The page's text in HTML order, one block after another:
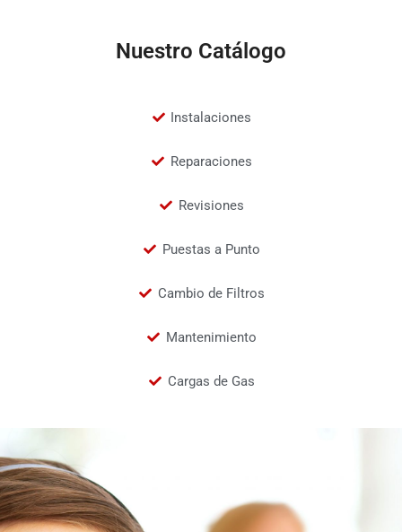
Nuestro Catálogo
Instalaciones
Reparaciones
Revisiones
Puestas a Punto
Cambio de Filtros
Mantenimiento
Cargas de Gas